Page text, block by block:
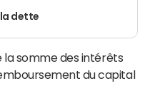
dette
la somme des intérêts
du capital